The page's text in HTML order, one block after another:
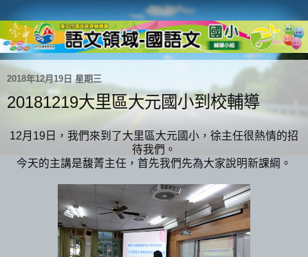
2018年12月19日 星期三
20181219大里區大元國小到校輔導
12月19日，我們來到了大里區大元國小，徐主任很熱情的招
待我們。
今天的主講是馥菁主任，首先我們先為大家說明新課綱。